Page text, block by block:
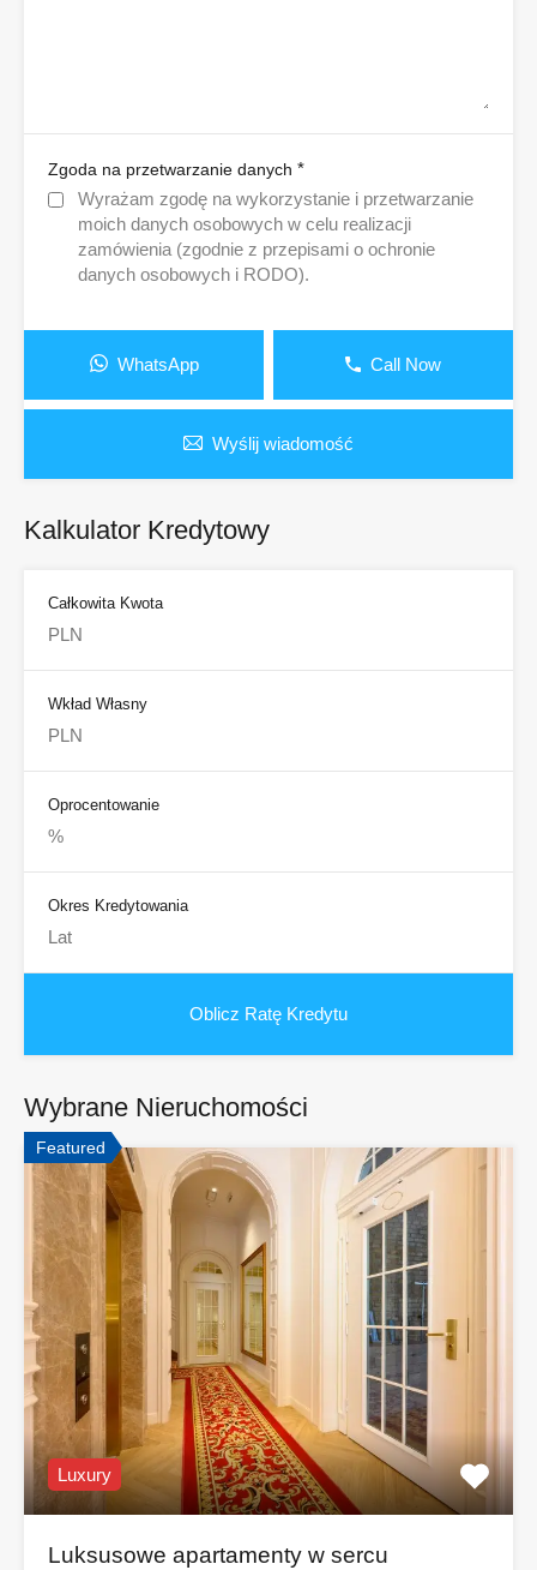
Zgoda na przetwarzanie danych *
Wyrażam zgodę na wykorzystanie i przetwarzanie
moich danych osobowych w celu realizacji
zamówienia (zgodnie z przepisami o ochronie
danych osobowych i RODO).
WhatsApp Call Now
Wyślij wiadomość
Kalkulator Kredytowy
Całkowita Kwota
Wkład Własny
Oprocentowanie
Okres Kredytowania
Wybrane Nieruchomości
Featured
Luxury
Luksusowe apartamenty w sercu